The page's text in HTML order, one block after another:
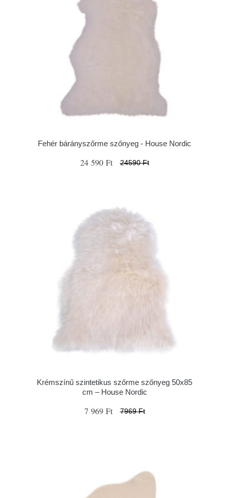
Fehér bárányszőrme szőnyeg - House Nordic
24 590 Ft 24590 Ft
Krémszínű szintetikus szőrme szőnyeg 50x85
cm – House Nordic
7 969 Ft 7969 Ft